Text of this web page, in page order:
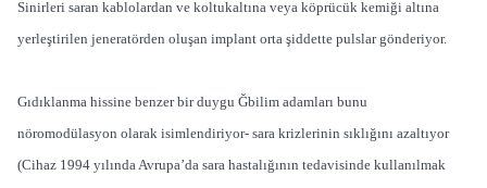
Sinirleri saran kablolardan ve koltukaltına veya köprücük kemiği altına
yerleştirilen jeneratörden oluşan implant orta şiddette pulslar gönderiyor.
Gıdıklanma hissine benzer bir duygu Ğbilim adamları bunu
nöromodülasyon olarak isimlendiriyor- sara krizlerinin sıklığını azaltıyor
(Cihaz 1994 yılında Avrupa’da sara hastalığının tedavisinde kullanılmak